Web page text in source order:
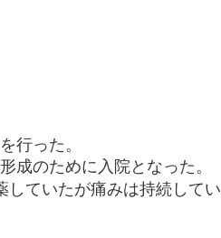
行った。
成のために入院となった。
していたが痛みは持続してい